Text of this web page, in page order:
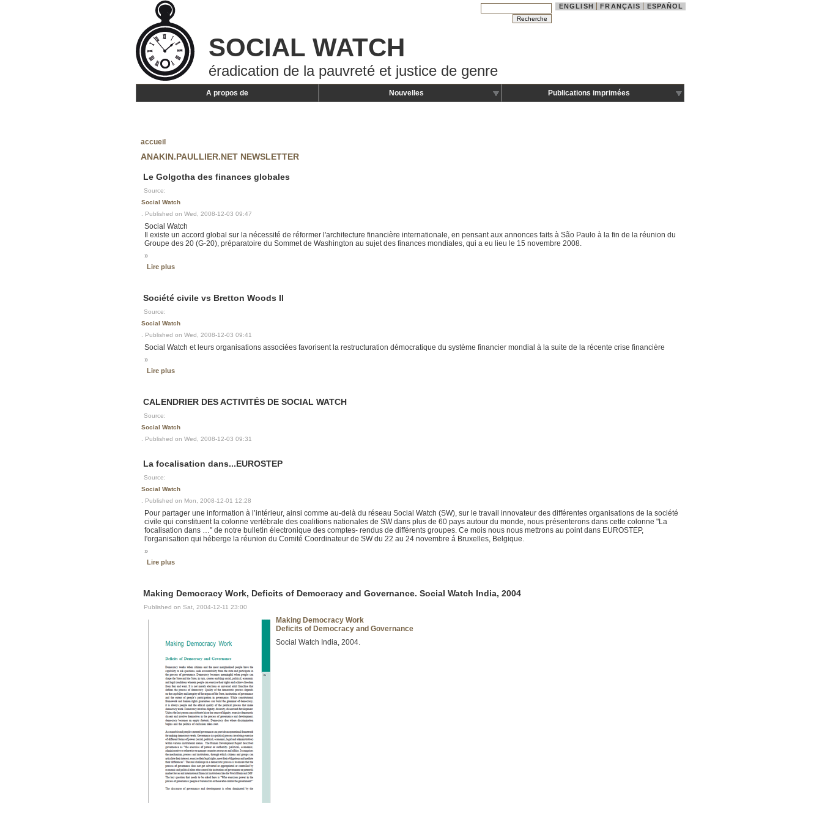
ENGLISH FRANÇAIS ESPAÑOL
SOCIAL WATCH
éradication de la pauvreté et justice de genre
A propos de Nouvelles Publications imprimées
accueil
ANAKIN.PAULLIER.NET NEWSLETTER
Le Golgotha des finances globales
Source:
Social Watch
. Published on Wed, 2008-12-03 09:47
Social Watch
Il existe un accord global sur la nécessité de réformer l'architecture financière internationale, en pensant aux annonces faits à São Paulo à la fin de la réunion du
Groupe des 20 (G-20), préparatoire du Sommet de Washington au sujet des finances mondiales, qui a eu lieu le 15 novembre 2008.
»
Lire plus
Société civile vs Bretton Woods II
Source:
Social Watch
. Published on Wed, 2008-12-03 09:41
Social Watch et leurs organisations associées favorisent la restructuration démocratique du système financier mondial à la suite de la récente crise financière
»
Lire plus
CALENDRIER DES ACTIVITÉS DE SOCIAL WATCH
Source:
Social Watch
. Published on Wed, 2008-12-03 09:31
La focalisation dans...EUROSTEP
Source:
Social Watch
. Published on Mon, 2008-12-01 12:28
Pour partager une information à l’intérieur, ainsi comme au-delà du réseau Social Watch (SW), sur le travail innovateur des différentes organisations de la société
civile qui constituent la colonne vertébrale des coalitions nationales de SW dans plus de 60 pays autour du monde, nous présenterons dans cette colonne "La
focalisation dans …" de notre bulletin électronique des comptes- rendus de différents groupes. Ce mois nous nous mettrons au point dans EUROSTEP,
l'organisation qui héberge la réunion du Comité Coordinateur de SW du 22 au 24 novembre á Bruxelles, Belgique.
»
Lire plus
Making Democracy Work, Deficits of Democracy and Governance. Social Watch India, 2004
Published on Sat, 2004-12-11 23:00
Making Democracy Work
Deficits of Democracy and Governance
Social Watch India, 2004.